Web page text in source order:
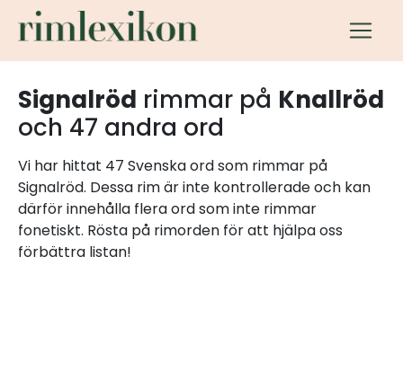
Signalröd rimmar på Knallröd
och 47 andra ord
Vi har hittat 47 Svenska ord som rimmar på
Signalröd. Dessa rim är inte kontrollerade och kan
därför innehålla flera ord som inte rimmar
fonetiskt. Rösta på rimorden för att hjälpa oss
förbättra listan!